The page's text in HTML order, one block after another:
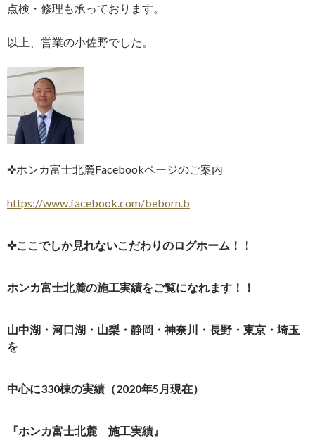
点検・修理も承っております。
以上、営業の小佐野でした。
✜ホンカ富士北麓Facebookページのご案内
https://www.facebook.com/beborn.b
✜ここでしか見れないこだわりのログホーム！！
ホンカ富士北麓の施工実績をご覧になれます！！
山中湖・河口湖・山梨・静岡・神奈川・長野・東京・埼玉
を
中心に330棟の実績（2020年5月現在）
『ホンカ富士北麓 施工実績』